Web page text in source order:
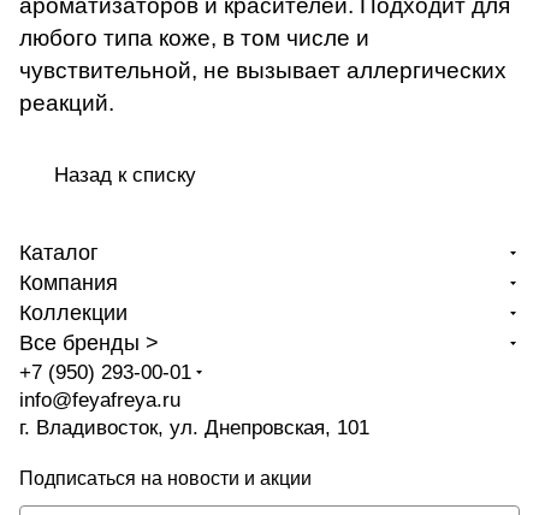
ароматизаторов и красителей. Подходит для
любого типа коже, в том числе и
чувствительной, не вызывает аллергических
реакций.
Назад к списку
Каталог
Компания
Коллекции
Все бренды >
+7 (950) 293-00-01
info@feyafreya.ru
г. Владивосток, ул. Днепровская, 101
Подписаться на новости и акции